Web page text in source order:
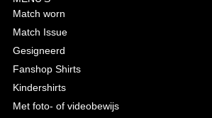
Match worn
Match Issue
Gesigneerd
Fanshop Shirts
Kindershirts
Met foto- of videobewijs